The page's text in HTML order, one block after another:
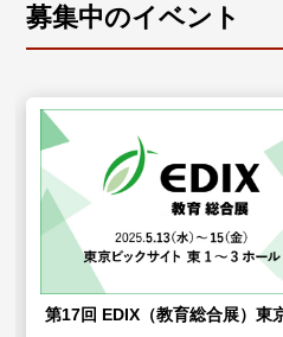
募集中のイベント
第17回 EDIX（教育総合展）東